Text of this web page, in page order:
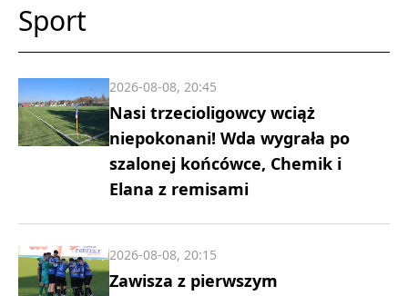
Sport
Nasi trzecioligowcy wciąż
niepokonani! Wda wygrała po
szalonej końcówce, Chemik i
Elana z remisami
2026-08-08, 20:45
Zawisza z pierwszym
2026-08-08, 20:15